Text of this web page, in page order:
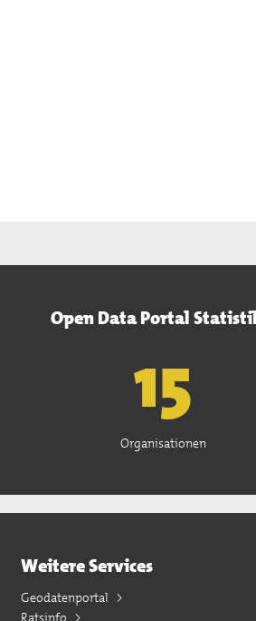
Open Data Portal
15
Organisationen
Weitere Services
Geodatenportal
Ratsinfo